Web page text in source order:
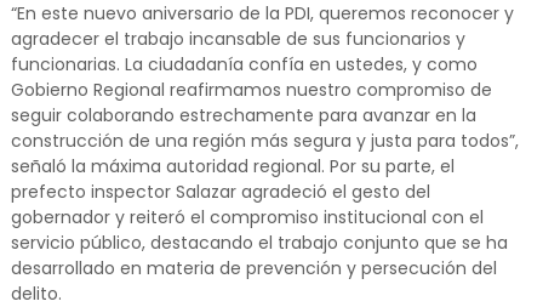
“En este nuevo aniversario de la PDI, queremos reconocer y
agradecer el trabajo incansable de sus funcionarios y
funcionarias. La ciudadanía confía en ustedes, y como
Gobierno Regional reafirmamos nuestro compromiso de
seguir colaborando estrechamente para avanzar en la
construcción de una región más segura y justa para todos”,
señaló la máxima autoridad regional. Por su parte, el
prefecto inspector Salazar agradeció el gesto del
gobernador y reiteró el compromiso institucional con el
servicio público, destacando el trabajo conjunto que se ha
desarrollado en materia de prevención y persecución del
delito.